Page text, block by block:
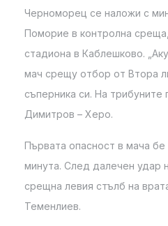
Черноморец се наложи с
Поморие в контролна
стадиона в Каблешково.
мач срещу отбор от Втора
съперника си. На
Димитров – Херо.
Първата опасност в мача бе
минута. След далечен удар
срещна левия стълб на
Теменлиев.